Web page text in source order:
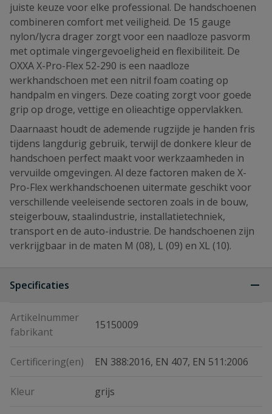
juiste keuze voor elke professional. De handschoenen
combineren comfort met veiligheid. De 15 gauge
nylon/lycra drager zorgt voor een naadloze pasvorm
met optimale vingergevoeligheid en flexibiliteit. De
OXXA X-Pro-Flex 52-290 is een naadloze
werkhandschoen met een nitril foam coating op
handpalm en vingers. Deze coating zorgt voor goede
grip op droge, vettige en olieachtige oppervlakken.
Daarnaast houdt de ademende rugzijde je handen fris
tijdens langdurig gebruik, terwijl de donkere kleur de
handschoen perfect maakt voor werkzaamheden in
vervuilde omgevingen. Al deze factoren maken de X-
Pro-Flex werkhandschoenen uitermate geschikt voor
verschillende veeleisende sectoren zoals in de bouw,
steigerbouw, staalindustrie, installatietechniek,
transport en de auto-industrie. De handschoenen zijn
verkrijgbaar in de maten M (08), L (09) en XL (10).
Specificaties
Artikelnummer
fabrikant
15150009
Certificering(en) EN 388:2016, EN 407, EN 511:2006
Kleur grijs